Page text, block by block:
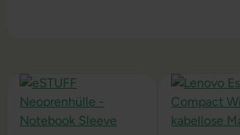
Produktgalerie überspringen